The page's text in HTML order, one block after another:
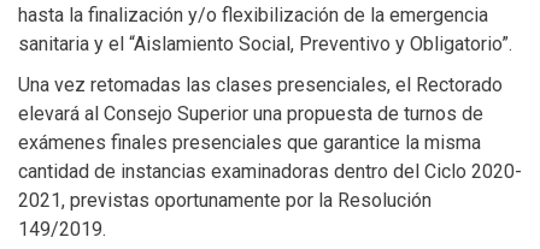
hasta la finalización y/o flexibilización de la emergencia
sanitaria y el “Aislamiento Social, Preventivo y Obligatorio”.
Una vez retomadas las clases presenciales, el Rectorado
elevará al Consejo Superior una propuesta de turnos de
exámenes finales presenciales que garantice la misma
cantidad de instancias examinadoras dentro del Ciclo 2020-
2021, previstas oportunamente por la Resolución
149/2019.